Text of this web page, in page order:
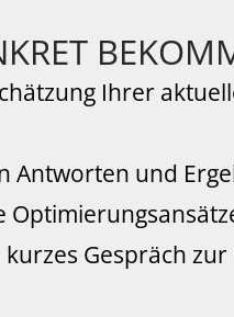
Ihrer
Antworten und
Gespräch